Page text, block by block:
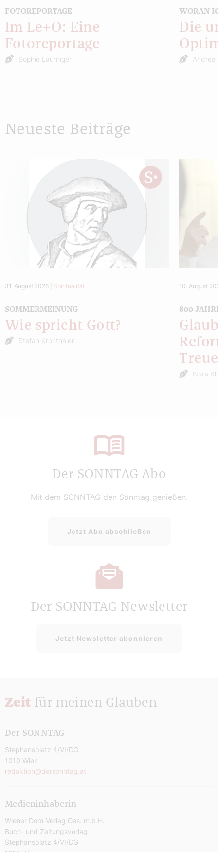
FOTOREPORTAGE
Im Le+O: Eine
Fotoreportage
Sophie Lauringer
WORAN
Die
Andrea
Neueste Beiträge
31. August 2026 Spiritualität
SOMMERMEINUNG
Wie spricht Gott?
Stefan Kronthaler
10. August
800
Treue
Niels
Der SONNTAG Abo
Mit dem SONNTAG den Sonntag genießen.
Jetzt Abo abschließen
Der SONNTAG Newsletter
Jetzt Newsletter abonnieren
Zeit für meinen Glauben
Der SONNTAG
Stephansplatz 4/VI/DG
1010 Wien
redaktion@dersonntag.at
Medieninhaberin
Wiener Dom-Verlag Ges. m.b.H.
Buch- und Zeitungsverlag
Stephansplatz 4/VI/DG